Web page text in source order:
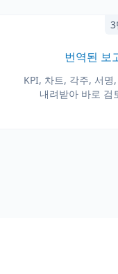
3
번역된 보
KPI, 차트, 각주, 서
내려받아 바로 검